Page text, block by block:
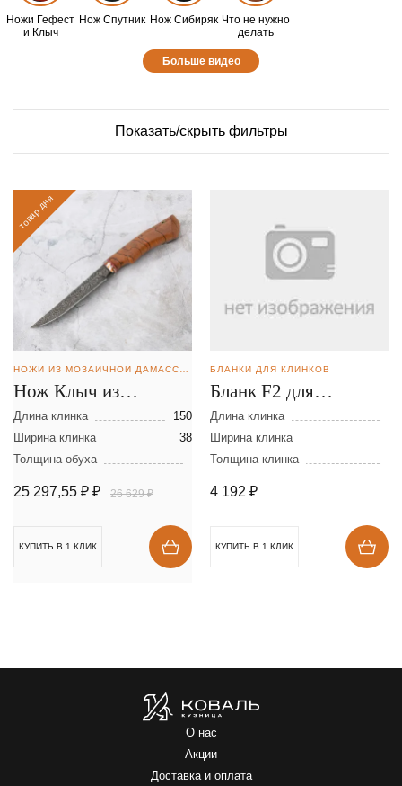
Ножи Гефест
и Клыч
Нож Спутник Нож Сибиряк Что не нужно
делать
Больше видео
Показать/скрыть фильтры
товар дня
НОЖИ ИЗ МОЗАИЧНОЙ ДАМАССКОЙ СТАЛИ
Нож Клыч из
мозаичной дамасской
стали
Длина клинка
150
Ширина клинка
38
Толщина обуха
25 297,55 ₽ ₽ 26 629 ₽
КУПИТЬ В 1 КЛИК
БЛАНКИ ДЛЯ КЛИНКОВ
Бланк F2 для
цельнометаллического
клинка из
порошковой стали
ELMAX
Длина клинка
Ширина клинка
Толщина клинка
4 192 ₽
КУПИТЬ В 1 КЛИК
О нас
Акции
Доставка и оплата